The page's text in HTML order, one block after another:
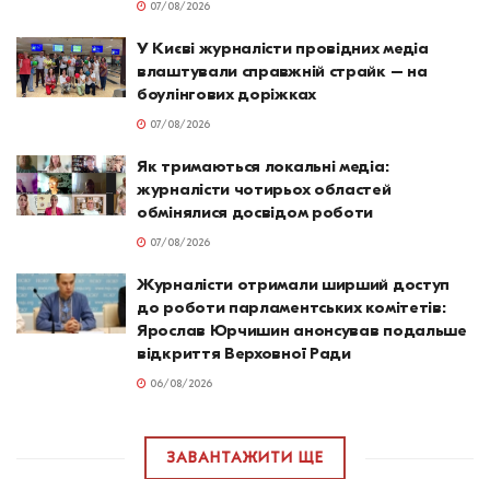
07/08/2026
У Києві журналісти провідних медіа
влаштували справжній страйк – на
боулінгових доріжках
07/08/2026
Як тримаються локальні медіа:
журналісти чотирьох областей
обмінялися досвідом роботи
07/08/2026
Журналісти отримали ширший доступ
до роботи парламентських комітетів:
Ярослав Юрчишин анонсував подальше
відкриття Верховної Ради
06/08/2026
ЗАВАНТАЖИТИ ЩЕ